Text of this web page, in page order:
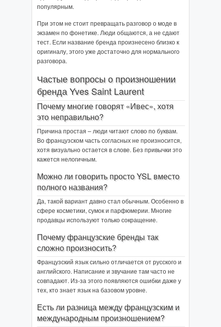
популярным.
При этом не стоит превращать разговор о моде в
экзамен по фонетике. Люди общаются, а не сдают
тест. Если название бренда произнесено близко к
оригиналу, этого уже достаточно для нормального
разговора.
Частые вопросы о произношении
бренда Yves Saint Laurent
Почему многие говорят «Ивес», хотя
это неправильно?
Причина простая – люди читают слово по буквам.
Во французском часть согласных не произносится,
хотя визуально остается в слове. Без привычки это
кажется нелогичным.
Можно ли говорить просто YSL вместо
полного названия?
Да, такой вариант давно стал обычным. Особенно в
сфере косметики, сумок и парфюмерии. Многие
продавцы используют только сокращение.
Почему французские бренды так
сложно произносить?
Французский язык сильно отличается от русского и
английского. Написание и звучание там часто не
совпадают. Из-за этого появляются ошибки даже у
тех, кто знает язык на базовом уровне.
Есть ли разница между французским и
международным произношением?